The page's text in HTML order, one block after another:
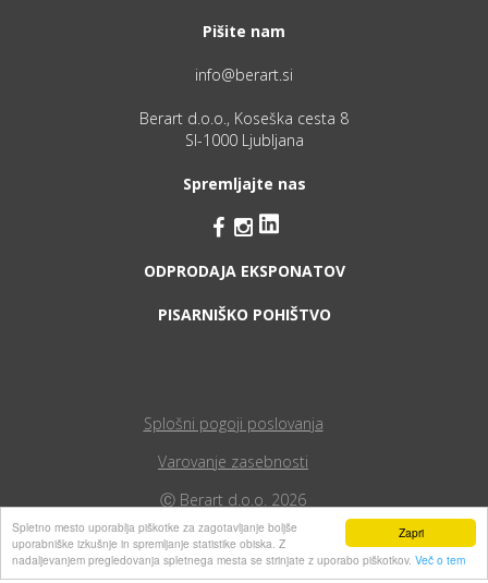
Zapri
Spletno mesto uporablja piškotke za zagotavljanje boljše
uporabniške izkušnje in spremljanje statistike obiska. Z
nadaljevanjem pregledovanja spletnega mesta se strinjate z uporabo piškotkov. Več o tem
Pišite nam
info@berart.si
Berart d.o.o., Koseška cesta 8
SI-1000 Ljubljana
Spremljajte nas
 
ODPRODAJA EKSPONATOV
PISARNIŠKO POHIŠTVO
Splošni pogoji poslovanja
Varovanje zasebnosti
Ⓒ Berart d.o.o. 2026